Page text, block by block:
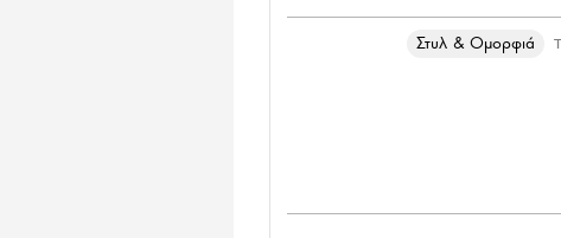
Στυλ & Ομορφιά